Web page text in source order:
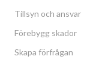
Tillsyn och ansvar
Förebygg skador
Skapa förfrågan